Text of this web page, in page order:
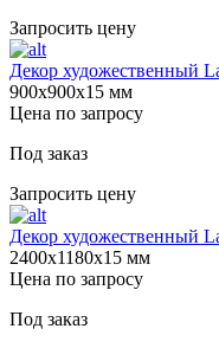
Запросить цену
Декор художественный
900х900х15 мм
Цена по запросу
Под заказ
Запросить цену
Декор художественный
2400х1180х15 мм
Цена по запросу
Под заказ